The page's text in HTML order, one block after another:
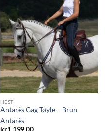
HEST
Antarès Gag Tøyle – Brun
Antarès
kr1.199,00